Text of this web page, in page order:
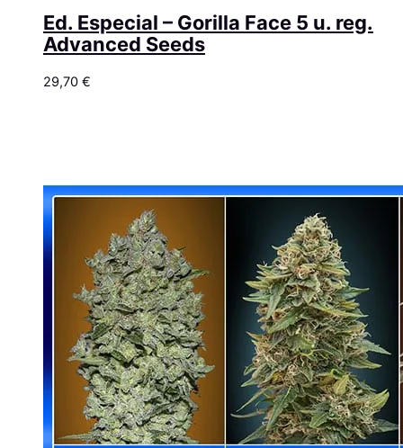
Ed. Especial – Gorilla Face 5 u. reg.
Advanced Seeds
29,70 €